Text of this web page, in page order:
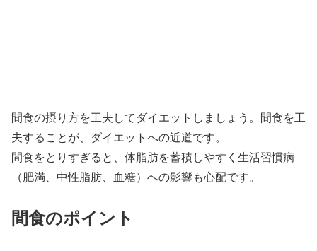
間食の摂り方を工夫してダイエットしましょう。間食を工
夫することが、ダイエットへの近道です。
間食をとりすぎると、体脂肪を蓄積しやすく生活習慣病
（肥満、中性脂肪、血糖）への影響も心配です。
間食のポイント